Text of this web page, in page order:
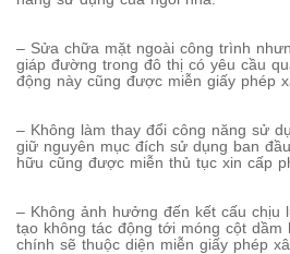
– Sửa chữa mặt ngoài công trình
giáp đường trong đô thị có yêu cầu
động này cũng được miễn giấy phép
– Không làm thay đổi công năng sử
giữ nguyên mục đích sử dụng ban
hữu cũng được miễn thủ tục xin cấp
– Không ảnh hưởng đến kết cấu chịu
tạo không tác động tới móng cột dầm
chính sẽ thuộc diện miễn giấy phép